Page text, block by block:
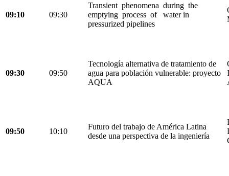
09:10 09:30
Transient phenomena during the
emptying process of water in
pressurized pipelines
09:30 09:50
Tecnología alternativa de tratamiento de
agua para población vulnerable: proyecto
AQUA
09:50 10:10
Futuro del trabajo de América Latina
desde una perspectiva de la ingeniería